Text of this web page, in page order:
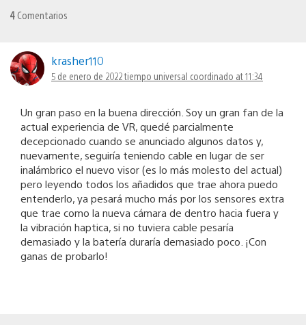
4 Comentarios
krasher110
5 de enero de 2022 tiempo universal coordinado at 11:34
Un gran paso en la buena dirección. Soy un gran fan de la
actual experiencia de VR, quedé parcialmente
decepcionado cuando se anunciado algunos datos y,
nuevamente, seguiría teniendo cable en lugar de ser
inalámbrico el nuevo visor (es lo más molesto del actual)
pero leyendo todos los añadidos que trae ahora puedo
entenderlo, ya pesará mucho más por los sensores extra
que trae como la nueva cámara de dentro hacia fuera y
la vibración haptica, si no tuviera cable pesaría
demasiado y la batería duraría demasiado poco. ¡Con
ganas de probarlo!